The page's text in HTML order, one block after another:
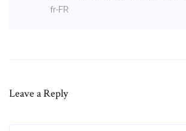
fr-FR
Leave a Reply